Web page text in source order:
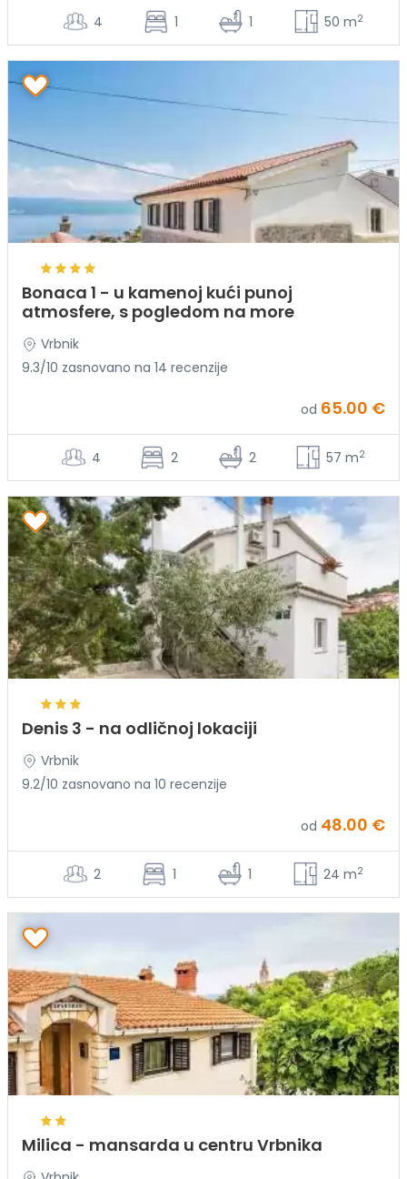
4 1 1 50 m2
Bonaca 1 - u kamenoj kući punoj
atmosfere, s pogledom na more
Vrbnik
9.3/10 zasnovano na 14 recenzije
od 65.00 €
4 2 2 57 m2
Denis 3 - na odličnoj lokaciji
Vrbnik
9.2/10 zasnovano na 10 recenzije
od 48.00 €
2 1 1 24 m2
Milica - mansarda u centru Vrbnika